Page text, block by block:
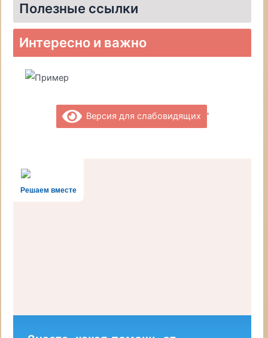
Полезные ссылки
Интересно и важно
Версия для слабовидящих '
Решаем вместе